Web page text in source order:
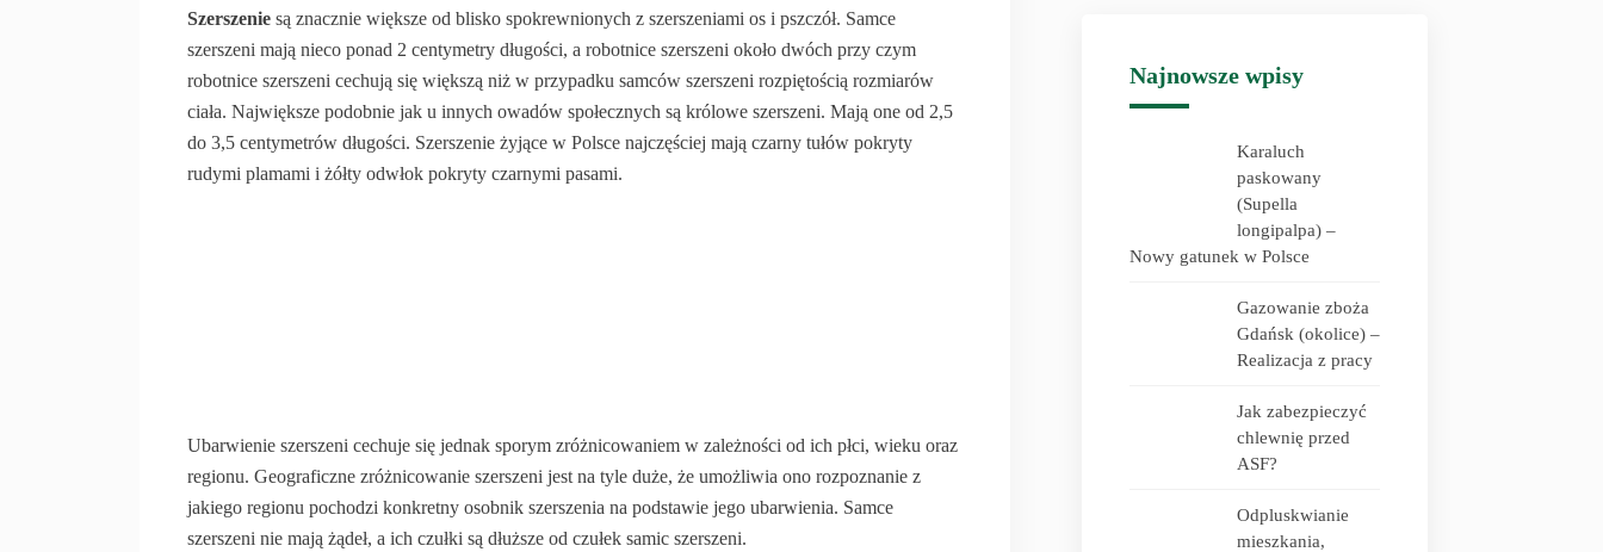
Szerszenie są znacznie większe od blisko spokrewnionych z szerszeniami os i pszczół. Samce
szerszeni mają nieco ponad 2 centymetry długości, a robotnice szerszeni około dwóch przy czym
robotnice szerszeni cechują się większą niż w przypadku samców szerszeni rozpiętością rozmiarów
ciała. Największe podobnie jak u innych owadów społecznych są królowe szerszeni. Mają one od 2,5
do 3,5 centymetrów długości. Szerszenie żyjące w Polsce najczęściej mają czarny tułów pokryty
rudymi plamami i żółty odwłok pokryty czarnymi pasami.
Ubarwienie szerszeni cechuje się jednak sporym zróżnicowaniem w zależności od ich płci, wieku oraz
regionu. Geograficzne zróżnicowanie szerszeni jest na tyle duże, że umożliwia ono rozpoznanie z
jakiego regionu pochodzi konkretny osobnik szerszenia na podstawie jego ubarwienia. Samce
szerszeni nie mają żądeł, a ich czułki są dłuższe od czułek samic szerszeni.
Najnowsze wpisy
Karaluch
paskowany
(Supella
longipalpa) –
Nowy gatunek w Polsce
Gazowanie zboża
Gdańsk (okolice) –
Realizacja z pracy
Jak zabezpieczyć
chlewnię przed
ASF?
Odpluskwianie
mieszkania,